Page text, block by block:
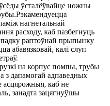
ўсталёўвайце ножны
нагнетальнай
расходу, каб пазбегнуць
раптоўнай прыпынку
абавязковай, калі слуп
на корпус помпы, трубы
з дапамогай адпаведных
асцярожныя, каб не
занадта зацягнуўшы